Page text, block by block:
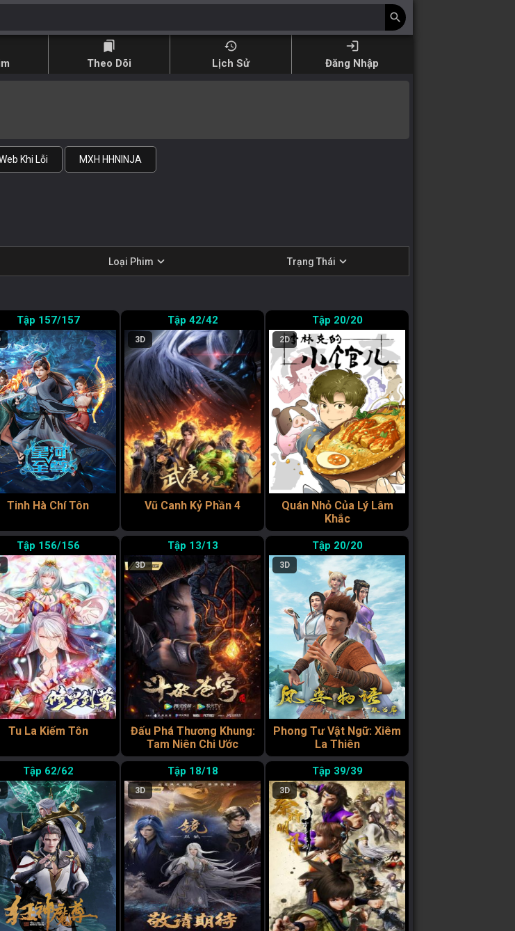
search
bookmarks
Theo Dõi
history
Lịch Sử
login
Đăng Nhập
Khi Lỗi MXH HHNINJA
Loại Phim expand_more Trạng Thái expand_more
157/157
Tinh Hà Chí Tôn
42/42
3D
Vũ Canh Kỷ Phần 4
20/20
2D
Quán Nhỏ Của Lý Lâm
Khắc
156/156
Tu La Kiếm Tôn
13/13
3D
Đấu Phá Thương Khung:
Tam Niên Chi Ước
20/20
3D
Phong Tư Vật Ngữ: Xiêm
La Thiên
62/62 18/18
3D
39/39
3D